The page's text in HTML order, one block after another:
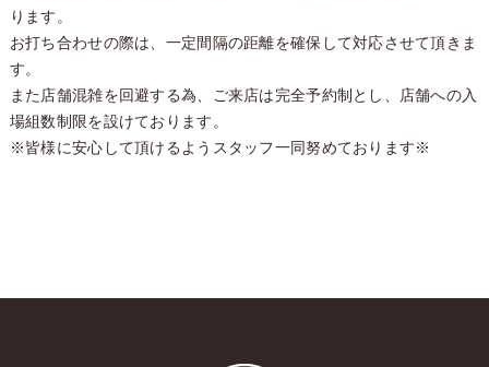
ります。
お打ち合わせの際は、一定間隔の距離を確保して対応させて頂きま
す。
また店舗混雑を回避する為、ご来店は完全予約制とし、店舗への入
場組数制限を設けております。
※皆様に安心して頂けるようスタッフ一同努めております※